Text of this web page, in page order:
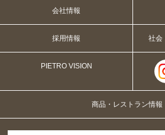
会社情報
採用情報 社会
PIETRO VISION
商品・レストラン情報